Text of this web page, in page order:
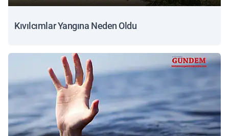
Kıvılcımlar Yangına Neden Oldu